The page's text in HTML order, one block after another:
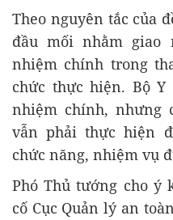
Theo nguyên tắc của
đầu mối nhằm giao
nhiệm chính trong
chức thực hiện. Bộ
nhiệm chính, nhưng
vẫn phải thực hiện
chức năng, nhiệm vụ
Phó Thủ tướng cho ý
cố Cục Quản lý an